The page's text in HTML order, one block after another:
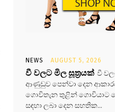
NEWS AUGUST 5, 2026
වී වලට මිල සූත්‍රයක් වී
ආණුඩුව පෙන්වා දෙන
ගොවිතැන තුළින් ගොවියාට
සඳහා ලබා දෙන සහතික...